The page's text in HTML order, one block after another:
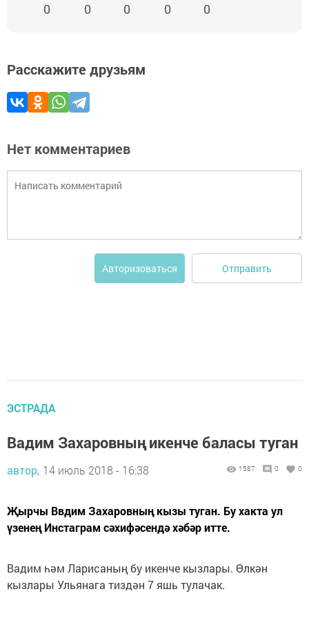
0 0 0 0 0
Расскажите друзьям
Нет комментариев
Авторизоваться Отправить
ЭСТРАДА
Вадим Захаровның икенче баласы туган
автор, 14 июль 2018 - 16:38 1587 0 0
Җырчы Ввдим Захаровның кызы туган. Бу хакта ул
үзенең Инстаграм сәхифәсендә хәбәр итте.
Вадим һәм Ларисаның бу икенче кызлары. Өлкән
кызлары Ульянага тиздән 7 яшь тулачак.